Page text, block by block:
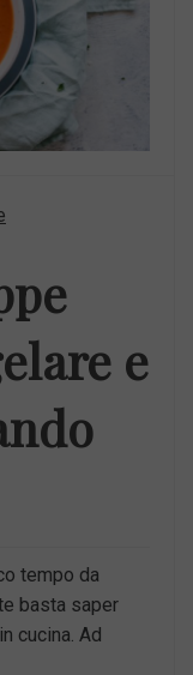
e
tempo da
basta saper
cucina. Ad